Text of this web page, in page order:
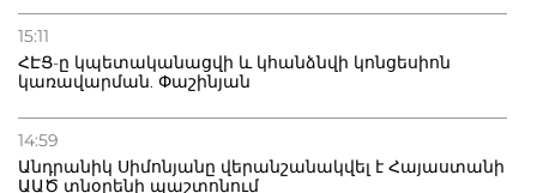
15:11
ՀԷՑ-ը կպետականացվի և կհանձնվի կոնցեսիոն
կառավարման. Փաշինյան
14:59
Անդրանիկ Սիմոնյանը վերանշանակվել է Հայաստանի
ԱԱԾ տնօրենի պաշտոնում